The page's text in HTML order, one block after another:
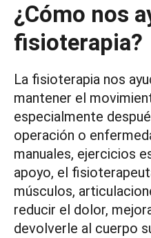
¿Cómo nos
fisioterapia?
La fisioterapia nos
mantener el
especialmente
operación o
manuales, ejercicios
apoyo, el
músculos,
reducir el dolor,
devolverle al cuerpo